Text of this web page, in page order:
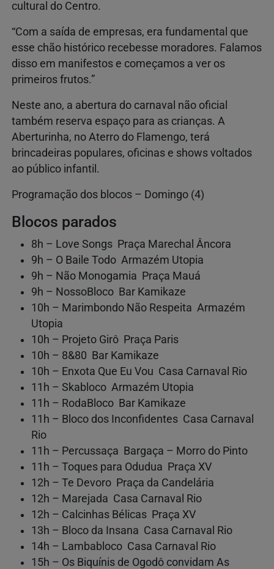
cultural do Centro.
“Com a saída de empresas, era fundamental que
esse chão histórico recebesse moradores. Falamos
disso em manifestos e começamos a ver os
primeiros frutos.”
Neste ano, a abertura do carnaval não oficial
também reserva espaço para as crianças. A
Aberturinha, no Aterro do Flamengo, terá
brincadeiras populares, oficinas e shows voltados
ao público infantil.
Programação dos blocos – Domingo (4)
Blocos parados
8h – Love Songs Praça Marechal Âncora
9h – O Baile Todo Armazém Utopia
9h – Não Monogamia Praça Mauá
9h – NossoBloco Bar Kamikaze
10h – Marimbondo Não Respeita Armazém
Utopia
10h – Projeto Girô Praça Paris
10h – 8&80 Bar Kamikaze
10h – Enxota Que Eu Vou Casa Carnaval Rio
11h – Skabloco Armazém Utopia
11h – RodaBloco Bar Kamikaze
11h – Bloco dos Inconfidentes Casa Carnaval
Rio
11h – Percussaça Bargaça – Morro do Pinto
11h – Toques para Odudua Praça XV
12h – Te Devoro Praça da Candelária
12h – Marejada Casa Carnaval Rio
12h – Calcinhas Bélicas Praça XV
13h – Bloco da Insana Casa Carnaval Rio
14h – Lambabloco Casa Carnaval Rio
15h – Os Biquínis de Ogodô convidam As